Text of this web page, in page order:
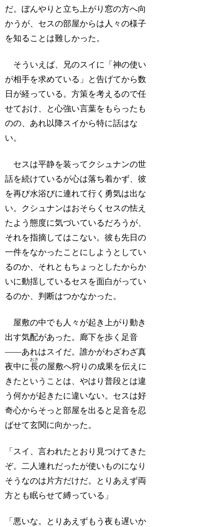
だ。ぼんやりと立ち上がり窓の方へ向
かうが、セスの部屋からは人々の様子
を知ることは難しかった。
そういえば、兄のスイに「神の使い
が相手を求めている」と告げてから数
日が経っている。方策を考えるので任
せておけ、と心強い言葉をもらったも
のの、あれ以降スイから特に話はな
い。
セスは平静を装ってクシュナンの世
話を続けているが心は落ち着かず、彼
を再び水浴びに連れて行く勇気は出な
い。クシュナンはおそらくセスの怯え
たよう態度に気づいているだろうが、
それを指摘してはこない。彼も先日の
一件をなかったことにしようとしてい
るのか、それともちょっとしたからか
いに動揺しているセスを面白がってい
るのか、判断はつかなかった。
屋敷の中でも人々が起き上がり動き
出す気配があった。廊下を歩く足音
――あれはスイだ。誰かがわざわざ真
夜中に長
おさ
の屋敷へ狩りの成果を伝えに
きたということは、やはり普段とは違
う何かが起きたに違いない。セスは好
奇心からそっと部屋を出ると足音を忍
ばせて玄関に向かった。
「スイ、言われたとおり見つけてきた
ぞ。二人連れだったが使いものになり
そうなのは片方だけだ。とりあえず両
方とも眠らせて縛っている」
「悪いな。とりあえずもう夜も遅いか